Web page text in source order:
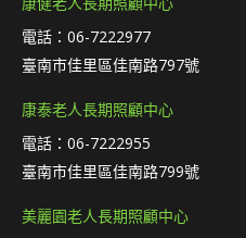
電話：06-7222977
臺南市佳里區佳南路797號
康泰老人長期照顧中心
電話：06-7222955
臺南市佳里區佳南路799號
美麗園老人長期照顧中心